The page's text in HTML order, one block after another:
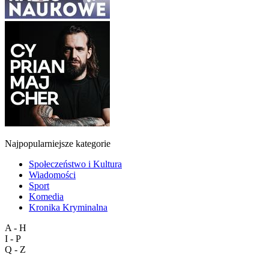
Najpopularniejsze kategorie
Społeczeństwo i Kultura
Wiadomości
Sport
Komedia
Kronika Kryminalna
A - H
I - P
Q - Z